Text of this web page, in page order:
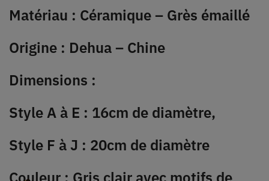
Matériau : Céramique – Grès émaillé
Origine : Dehua – Chine
Dimensions :
Style A à E : 16cm de diamètre,
Style F à J : 20cm de diamètre